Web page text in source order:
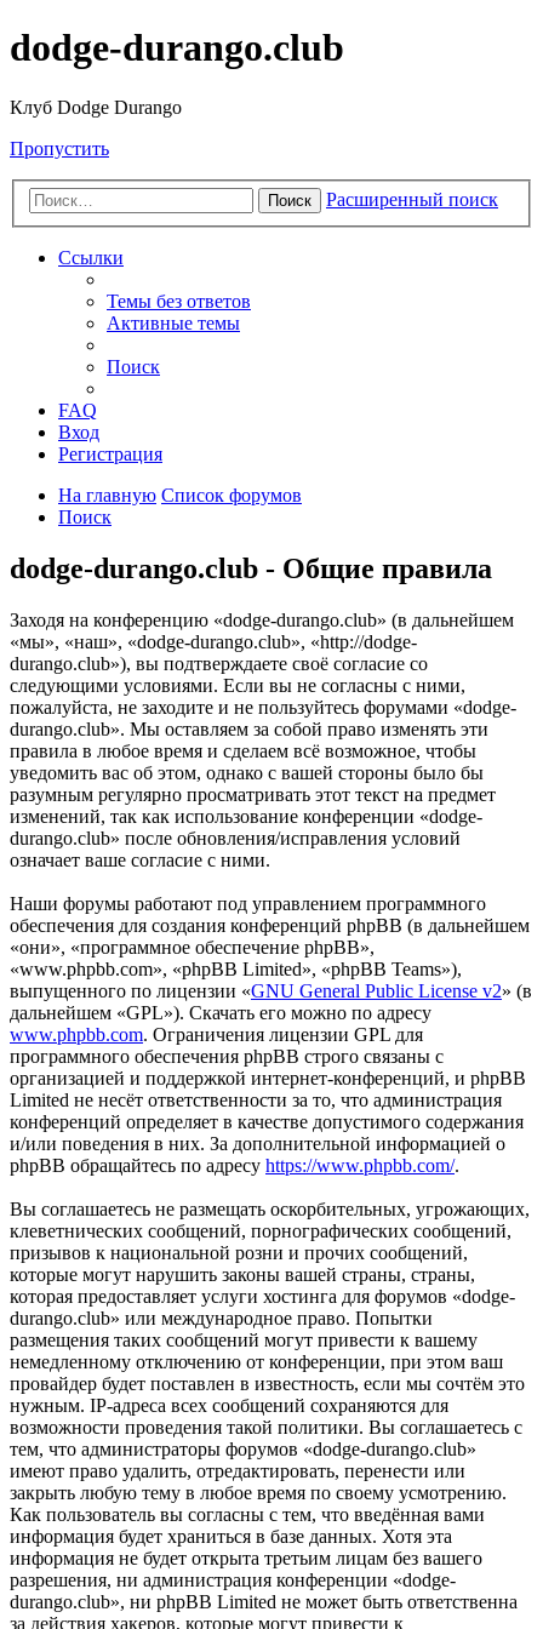
dodge-durango.club
Клуб Dodge Durango
Пропустить
Поиск Расширенный поиск
Ссылки
Темы без ответов
Активные темы
Поиск
FAQ
Вход
Регистрация
На главную Список форумов
Поиск
dodge-durango.club - Общие правила
Заходя на конференцию «dodge-durango.club» (в дальнейшем
«мы», «наш», «dodge-durango.club», «http://dodge-
durango.club»), вы подтверждаете своё согласие со
следующими условиями. Если вы не согласны с ними,
пожалуйста, не заходите и не пользуйтесь форумами «dodge-
durango.club». Мы оставляем за собой право изменять эти
правила в любое время и сделаем всё возможное, чтобы
уведомить вас об этом, однако с вашей стороны было бы
разумным регулярно просматривать этот текст на предмет
изменений, так как использование конференции «dodge-
durango.club» после обновления/исправления условий
означает ваше согласие с ними.
Наши форумы работают под управлением программного
обеспечения для создания конференций phpBB (в дальнейшем
«они», «программное обеспечение phpBB»,
«www.phpbb.com», «phpBB Limited», «phpBB Teams»),
выпущенного по лицензии «GNU General Public License v2» (в
дальнейшем «GPL»). Скачать его можно по адресу
www.phpbb.com. Ограничения лицензии GPL для
программного обеспечения phpBB строго связаны с
организацией и поддержкой интернет-конференций, и phpBB
Limited не несёт ответственности за то, что администрация
конференций определяет в качестве допустимого содержания
и/или поведения в них. За дополнительной информацией о
phpBB обращайтесь по адресу https://www.phpbb.com/.
Вы соглашаетесь не размещать оскорбительных, угрожающих,
клеветнических сообщений, порнографических сообщений,
призывов к национальной розни и прочих сообщений,
которые могут нарушить законы вашей страны, страны,
которая предоставляет услуги хостинга для форумов «dodge-
durango.club» или международное право. Попытки
размещения таких сообщений могут привести к вашему
немедленному отключению от конференции, при этом ваш
провайдер будет поставлен в известность, если мы сочтём это
нужным. IP-адреса всех сообщений сохраняются для
возможности проведения такой политики. Вы соглашаетесь с
тем, что администраторы форумов «dodge-durango.club»
имеют право удалить, отредактировать, перенести или
закрыть любую тему в любое время по своему усмотрению.
Как пользователь вы согласны с тем, что введённая вами
информация будет храниться в базе данных. Хотя эта
информация не будет открыта третьим лицам без вашего
разрешения, ни администрация конференции «dodge-
durango.club», ни phpBB Limited не может быть ответственна
за действия хакеров, которые могут привести к